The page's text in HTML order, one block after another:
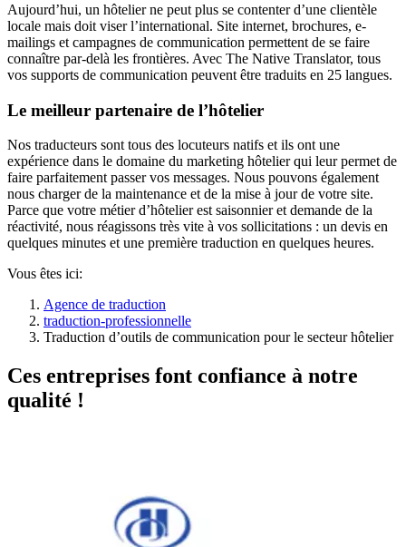
Aujourd’hui, un hôtelier ne peut plus se contenter d’une clientèle
locale mais doit viser l’international. Site internet, brochures, e-
mailings et campagnes de communication permettent de se faire
connaître par-delà les frontières. Avec The Native Translator, tous
vos supports de communication peuvent être traduits en 25 langues.
Le meilleur partenaire de l’hôtelier
Nos traducteurs sont tous des locuteurs natifs et ils ont une
expérience dans le domaine du marketing hôtelier qui leur permet de
faire parfaitement passer vos messages. Nous pouvons également
nous charger de la maintenance et de la mise à jour de votre site.
Parce que votre métier d’hôtelier est saisonnier et demande de la
réactivité, nous réagissons très vite à vos sollicitations : un devis en
quelques minutes et une première traduction en quelques heures.
Vous êtes ici:
Agence de traduction
traduction-professionnelle
Traduction d’outils de communication pour le secteur hôtelier
Ces entreprises font confiance à notre
qualité !